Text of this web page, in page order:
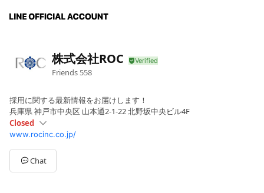
株式会社ROC
Friends 558
採用に関する最新情報をお届けします！
兵庫県 神戸市中央区 山本通2-1-22 北野坂中央ビル4F
Closed
SunClosed
Mon10:00 - 19:00
Tue10:00 - 19:00
Wed10:00 - 19:00
www.rocinc.co.jp/
Chat